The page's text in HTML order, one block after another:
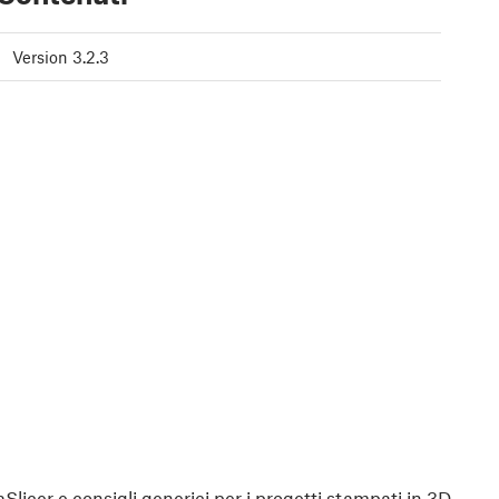
Version 3.2.3